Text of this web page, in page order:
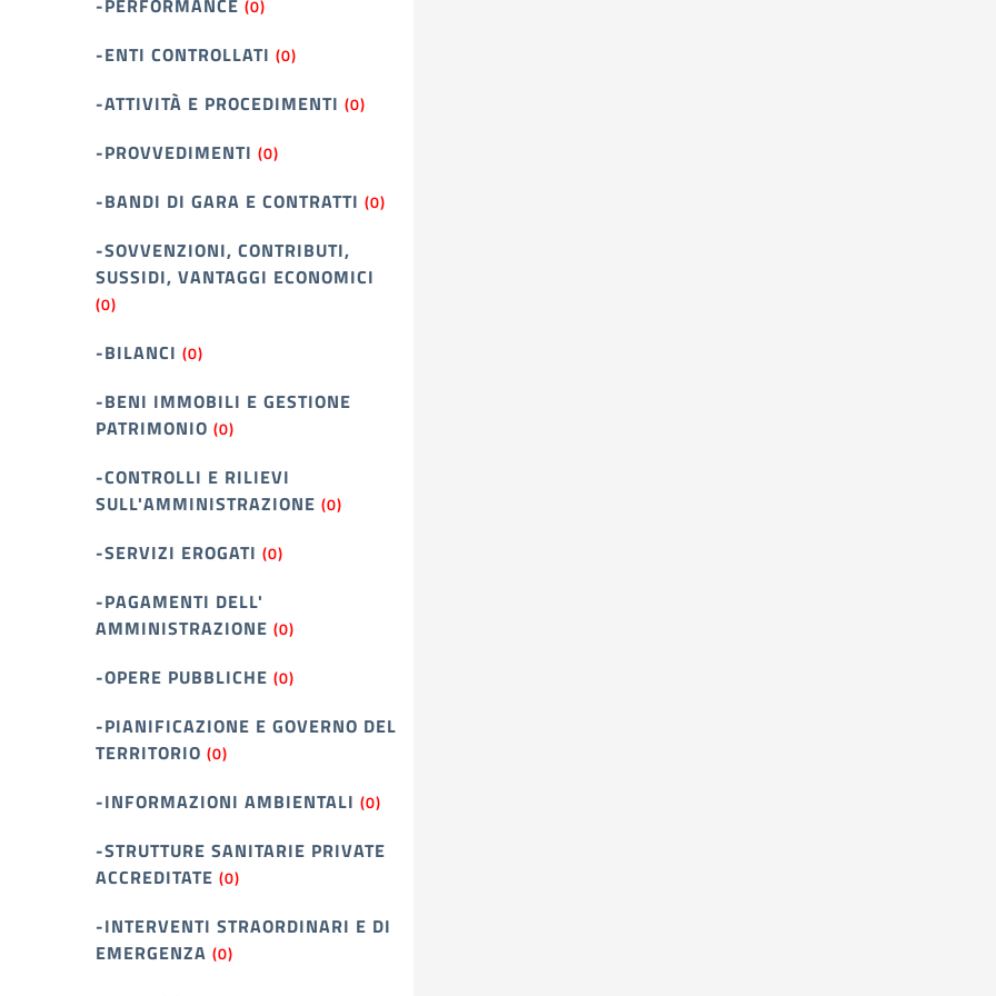
-PERFORMANCE (0)
-ENTI CONTROLLATI (0)
-ATTIVITÀ E PROCEDIMENTI (0)
-PROVVEDIMENTI (0)
-BANDI DI GARA E CONTRATTI (0)
-SOVVENZIONI, CONTRIBUTI,
SUSSIDI, VANTAGGI ECONOMICI
(0)
-BILANCI (0)
-BENI IMMOBILI E GESTIONE
PATRIMONIO (0)
-CONTROLLI E RILIEVI
SULL'AMMINISTRAZIONE (0)
-SERVIZI EROGATI (0)
-PAGAMENTI DELL'
AMMINISTRAZIONE (0)
-OPERE PUBBLICHE (0)
-PIANIFICAZIONE E GOVERNO DEL
TERRITORIO (0)
-INFORMAZIONI AMBIENTALI (0)
-STRUTTURE SANITARIE PRIVATE
ACCREDITATE (0)
-INTERVENTI STRAORDINARI E DI
EMERGENZA (0)